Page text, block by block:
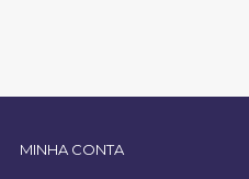
MINHA CONTA